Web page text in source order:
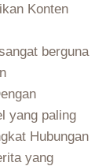
Konten
berguna
yang paling
Hubungan
yang